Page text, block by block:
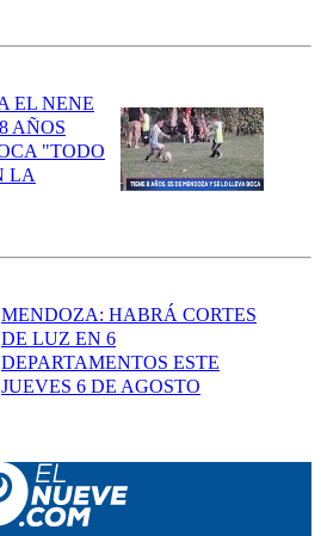
EL NENE
AÑOS
"TODO
LA
MENDOZA: HABRÁ CORTES
DE LUZ EN 6
DEPARTAMENTOS ESTE
JUEVES 6 DE AGOSTO